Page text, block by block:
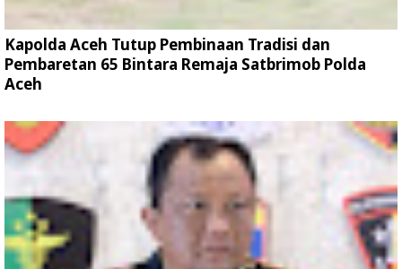
Kapolda Aceh Tutup Pembinaan Tradisi dan
Pembaretan 65 Bintara Remaja Satbrimob Polda
Aceh